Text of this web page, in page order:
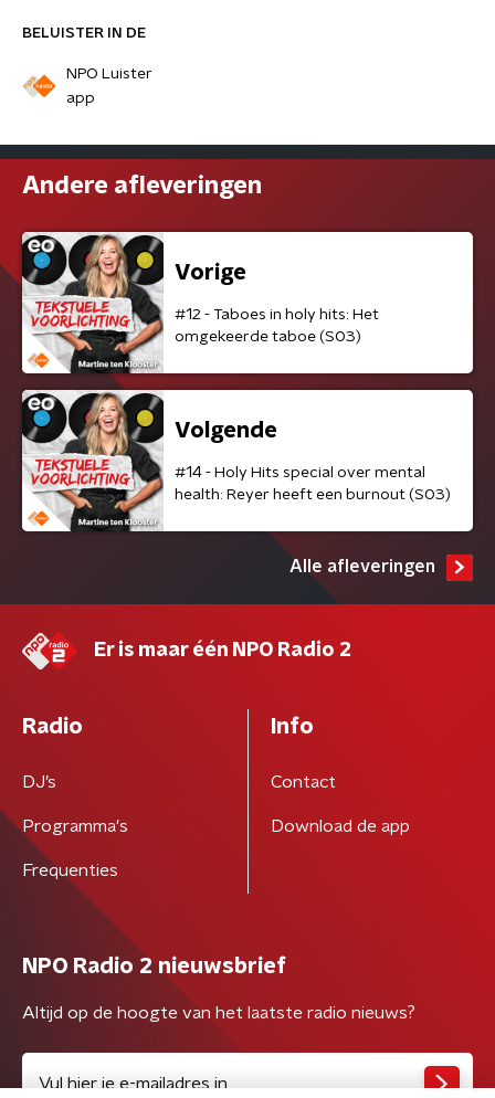
BELUISTER IN DE
NPO Luister
app
Andere afleveringen
Vorige
#12 - Taboes in holy hits: Het
omgekeerde taboe (S03)
Volgende
#14 - Holy Hits special over mental
health: Reyer heeft een burnout (S03)
Alle afleveringen
Er is maar één NPO Radio 2
Radio
DJ’s
Programma's
Frequenties
Info
Contact
Download de app
NPO Radio 2 nieuwsbrief
Altijd op de hoogte van het laatste radio nieuws?